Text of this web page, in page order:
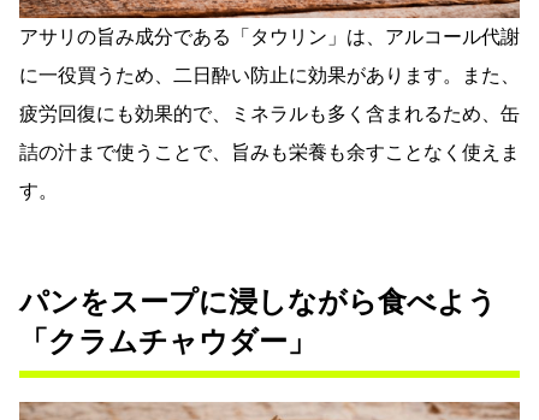
アサリの旨み成分である「タウリン」は、アルコール代謝
に一役買うため、二日酔い防止に効果があります。また、
疲労回復にも効果的で、ミネラルも多く含まれるため、缶
詰の汁まで使うことで、旨みも栄養も余すことなく使えま
す。
パンをスープに浸しながら食べよう
「クラムチャウダー」